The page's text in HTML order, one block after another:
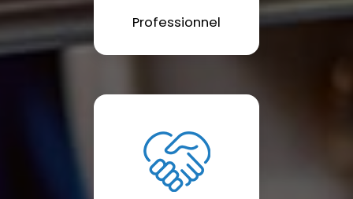
Professionnel